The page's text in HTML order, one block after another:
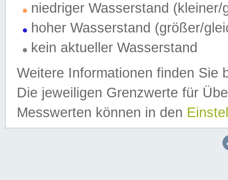
niedriger Wasserstand (kleiner/
hoher Wasserstand (größer/
kein aktueller Wasserstand
Weitere Informationen finden Sie
Die jeweiligen Grenzwerte für
Messwerten können in den